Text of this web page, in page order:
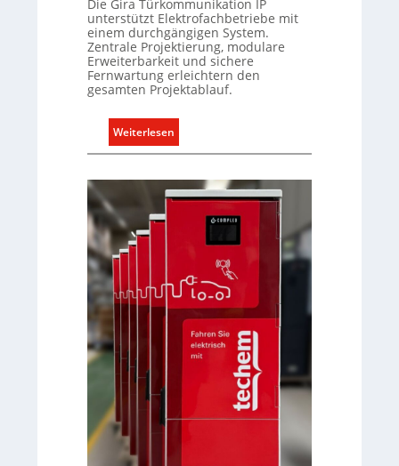
o
p
ä
i
s
e
M
a
a
r
f
s
g
e
r
c
t
s
s
r
Die Gira Türkommunikation IP
unterstützt Elektrofachbetriebe mit
einem durchgängigen System.
Zentrale Projektierung, modulare
Erweiterbarkeit und sichere
Fernwartung erleichtern den
gesamten Projektablauf.
Weiterlesen
T
r
k
u
n